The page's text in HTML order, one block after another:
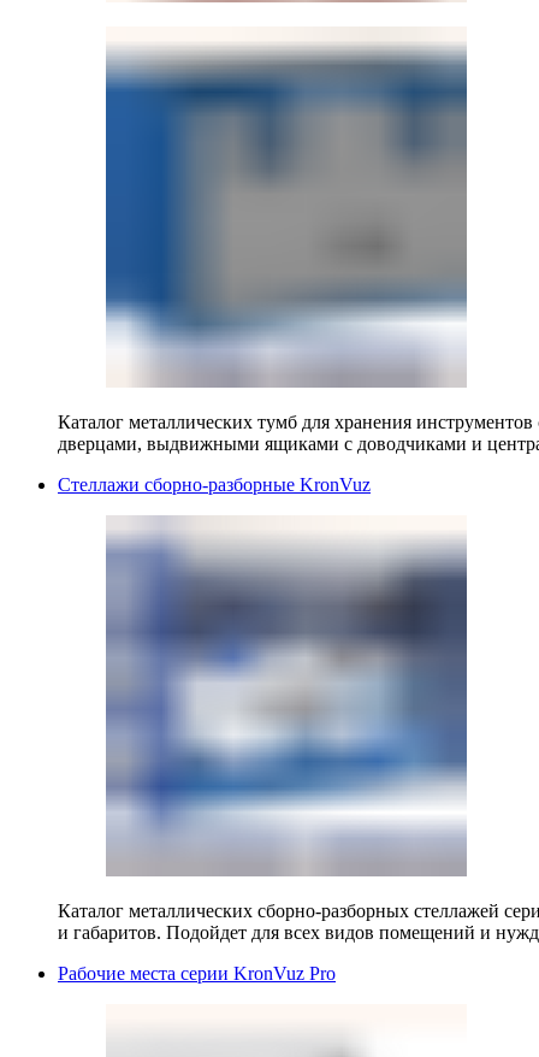
Каталог металлических тумб для хранения
дверцами, выдвижными ящиками с доводчиками и
Стеллажи сборно-разборные KronVuz
Каталог металлических сборно-разборных стеллажей
и габаритов. Подойдет для всех видов помещений и
Рабочие места серии KronVuz Pro